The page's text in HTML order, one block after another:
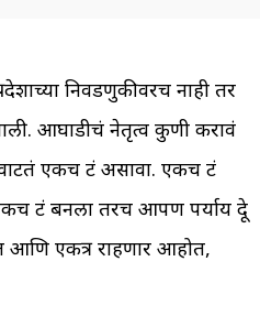
निवडणुकीवरच नाही तर
झाली. आघाडीचं नेतृत्व कुणी करावं
एकच फ्रंट असावा. एकच फ्रंट
फ्रंट बनला तरच आपण पर्याय देू
आणि एकत्र राहणार आहोत,